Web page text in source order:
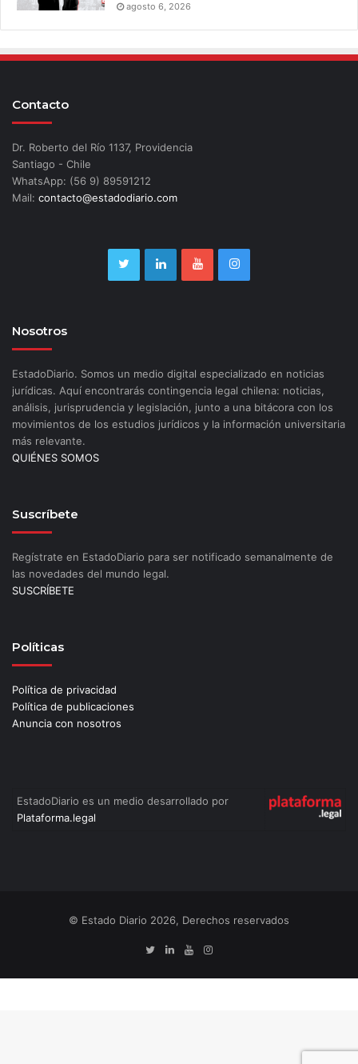
agosto 6, 2026
Contacto
Dr. Roberto del Río 1137, Providencia
Santiago - Chile
WhatsApp: (56 9) 89591212
Mail: contacto@estadodiario.com
Nosotros
EstadoDiario. Somos un medio digital especializado en noticias
jurídicas. Aquí encontrarás contingencia legal chilena: noticias,
análisis, jurisprudencia y legislación, junto a una bitácora con los
movimientos de los estudios jurídicos y la información universitaria
más relevante.
QUIÉNES SOMOS
Suscríbete
Regístrate en EstadoDiario para ser notificado semanalmente de
las novedades del mundo legal.
SUSCRÍBETE
Políticas
Política de privacidad
Política de publicaciones
Anuncia con nosotros
EstadoDiario es un medio desarrollado por
Plataforma.legal
© Estado Diario 2026, Derechos reservados